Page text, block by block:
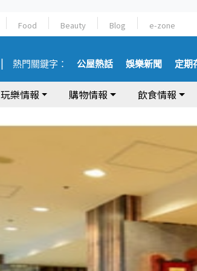
Food Beauty Blog e-zone
熱門關鍵字： 公屋熱話 娛樂新聞 定期
玩樂情報 購物情報 飲食情報